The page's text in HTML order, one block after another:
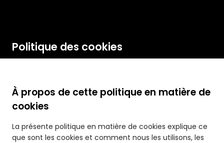
Politique des cookies
À propos de cette politique en matière de
cookies
La présente politique en matière de cookies explique ce
que sont les cookies et comment nous les utilisons, les